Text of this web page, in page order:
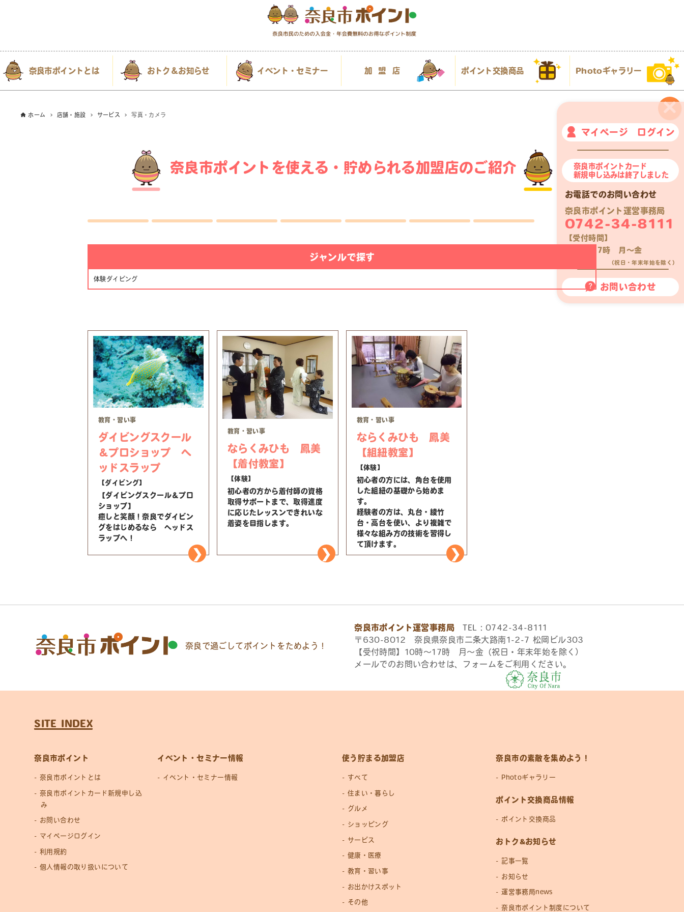
×
マイページ ログイン
奈良市ポイントカード
新規申し込みは終了しました
お電話でのお問い合わせ
奈良市ポイント運営事務局
0742-34-8111
【受付時間】
10時〜17時 月〜金
（祝日・年末年始を除く）
お問い合わせ
奈良市ポイントとは おトク＆お知らせ イベント・セミナー 加盟店 ポイント交換商品 Photoギャラリー
ホーム 店舗・施設 サービス 写真・カメラ
奈良市ポイントを使える・貯められる加盟店のご紹介
ジャンルで探す
体験ダイビング
教育・習い事
ダイビングスクール
＆プロショップ ヘ
ッドスラップ
【ダイビング】
【ダイビングスクール＆プロ
ショップ】
癒しと笑顔！奈良でダイビン
グをはじめるなら ヘッドス
ラップへ！
教育・習い事
ならくみひも 鳳美
【着付教室】
【体験】
初心者の方から着付師の資格
取得サポートまで、取得進度
に応じたレッスンできれいな
着姿を目指します。
教育・習い事
ならくみひも 鳳美
【組紐教室】
【体験】
初心者の方には、角台を使用
した組紐の基礎から始めま
す。
経験者の方は、丸台・綾竹
台・高台を使い、より複雑で
様々な組み方の技術を習得し
て頂けます。
奈良で過ごしてポイントをためよう！
奈良市ポイント運営事務局 TEL：0742-34-8111
〒630-8012 奈良県奈良市二条大路南1-2-7 松岡ビル303
【受付時間】10時〜17時 月〜金（祝日・年末年始を除く）
メールでのお問い合わせは、フォームをご利用ください。
SITE INDEX
奈良市ポイント
奈良市ポイントとは
奈良市ポイントカード新規申し込
み
お問い合わせ
マイページログイン
利用規約
個人情報の取り扱いについて
イベント・セミナー情報
イベント・セミナー情報
使う貯まる加盟店
すべて
住まい・暮らし
グルメ
ショッピング
サービス
健康・医療
教育・習い事
お出かけスポット
その他
奈良市の素敵を集めよう！
Photoギャラリー
ポイント交換商品情報
ポイント交換商品
おトク&お知らせ
記事一覧
お知らせ
運営事務局news
奈良市ポイント制度について